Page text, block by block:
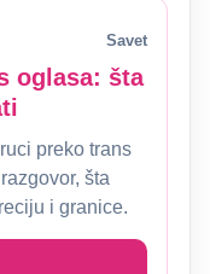
Savet
oglasa: šta
preko trans
šta
i granice.